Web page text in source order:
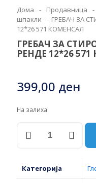
Дома - Продавница -
шпакли
- ГРЕБАЧ ЗА
12*26 571 КОМЕНСАЛ
ГРЕБАЧ ЗА
РЕНДЕ 12*26
399,00 ден
На залиха
ЗАМЕНЛИВО
Категорија